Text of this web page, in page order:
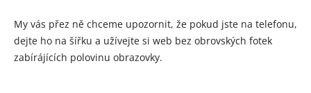
Share
My vás přez ně chceme upozornit, že pokud jste na telefonu,
dejte ho na šířku a užívejte si web bez obrovských fotek
zabírájících polovinu obrazovky.